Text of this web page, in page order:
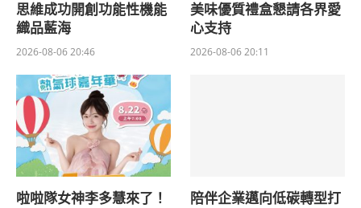
思維成功開創功能性機能
織品藍海
2026-08-06 20:46
美味優質禮盒懇請各界愛
心支持
2026-08-06 20:11
啦啦隊女神李多慧來了！
陪伴企業邁向低碳轉型打